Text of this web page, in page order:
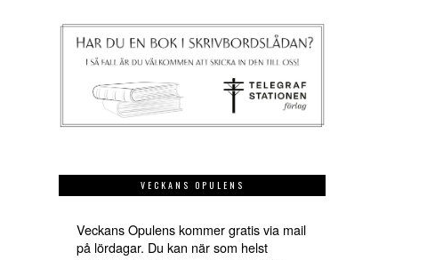
VECKANS OPULENS
Veckans Opulens kommer gratis via mail
på lördagar. Du kan när som helst